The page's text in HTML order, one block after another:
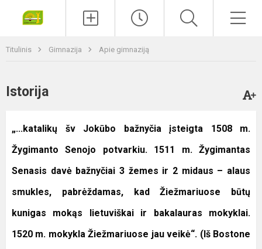
Titulinis Gimnazija Apie gimnaziją
Istorija
„...katalikų šv Jokūbo bažnyčia įsteigta 1508 m.
Žygimanto Senojo potvarkiu. 1511 m. Žygimantas
Senasis davė bažnyčiai 3 žemes ir 2 midaus – alaus
smukles, pabrėždamas, kad Žiežmariuose būtų
kunigas mokąs lietuviškai ir bakalauras mokyklai.
1520 m. mokykla Žiežmariuose jau veikė“. (Iš Bostone